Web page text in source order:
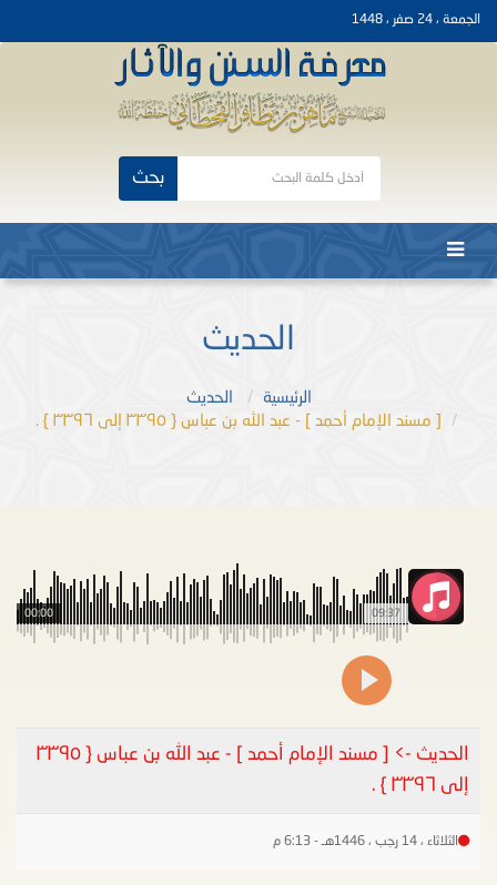
الجمعة ، 24 صفر ، 1448
بحث
الحديث
الرئيسية
الحديث
[ مسند الإمام أحمد ] - عبد الله بن عباس { ٣٣٩٥ إلى ٣٣٩٦ } .
09:37
00:00
الحديث -> [ مسند الإمام أحمد ] - عبد الله بن عباس { ٣٣٩٥
إلى ٣٣٩٦ } .
الثلاثاء ، 14 رجب ، 1446هـ - 6:13 م